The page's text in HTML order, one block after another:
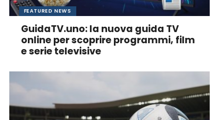
FEATURED NEWS
GuidaTV.uno: la nuova guida TV
online per scoprire programmi, film
e serie televisive